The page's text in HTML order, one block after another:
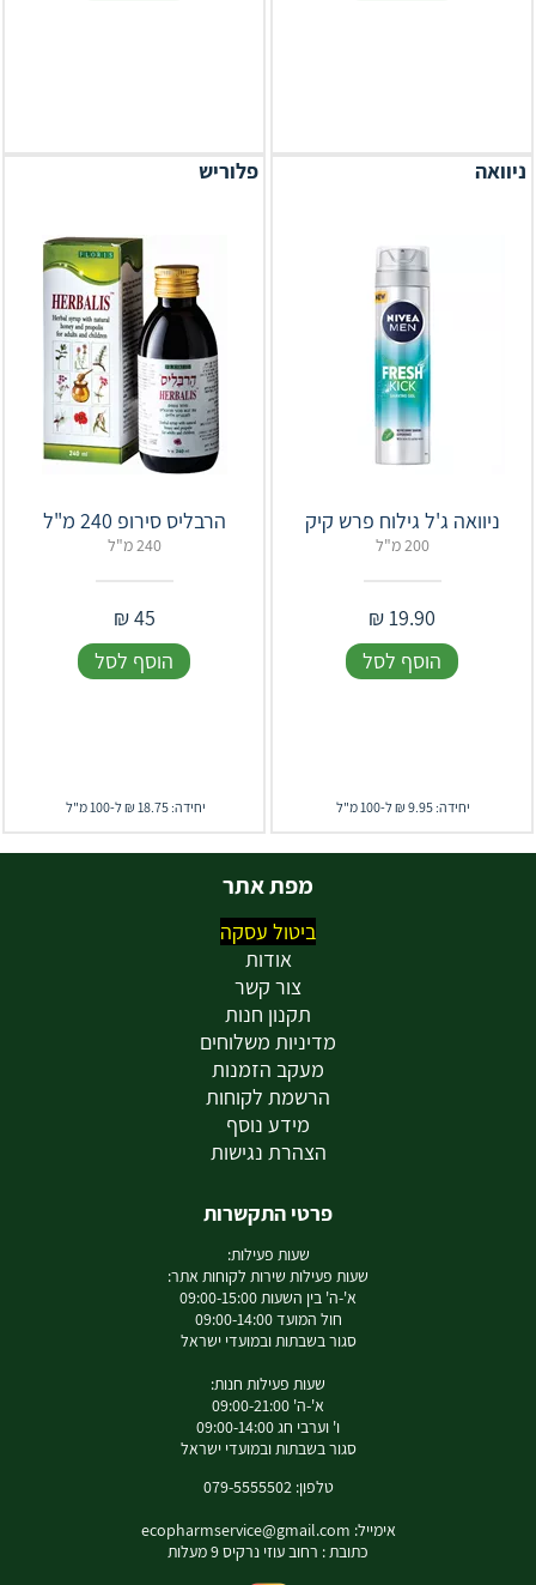
ניוואה
ניוואה ג'ל גילוח פרש קיק
200 מ"ל
19.90
₪
הוסף לסל
יחידה: 9.95 ₪ ל-100 מ"ל
פלוריש
הרבליס סירופ 240 מ"ל
240 מ"ל
45
₪
הוסף לסל
יחידה: 18.75 ₪ ל-100 מ"ל
מפת אתר
ביטול עסקה
אודות
צור קשר
תקנון חנות
מדיניות משלוחים
מעקב הזמנות
הרשמת לקוחות
מידע נוסף
הצהרת נגישות
פרטי התקשרות
שעות פעילות:
שעות פעילות שירות לקוחות אתר:
א'-ה' בין השעות 09:00-15:00
חול המועד 09:00-14:00
סגור בשבתות ובמועדי ישראל
שעות פעילות חנות:
א'-ה' 09:00-21:00
ו' וערבי חג 09:00-14:00
סגור בשבתות ובמועדי ישראל
טלפון: 079-5555502
אימייל: ecopharmservice@gmail.com
כתובת : רחוב עוזי נרקיס 9 מעלות